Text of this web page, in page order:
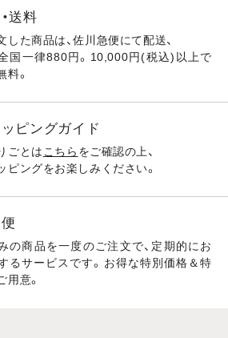
送料
した商品は、佐川急便にて配送、
国一律880円。10,000円(税込)以上で
料。
ピングガイド
ごとは こちら をご確認の上、
ピングをお楽しみください。
の商品を一度のご注文で、定期的にお
るサービスです。お得な特別価格＆特
用意。